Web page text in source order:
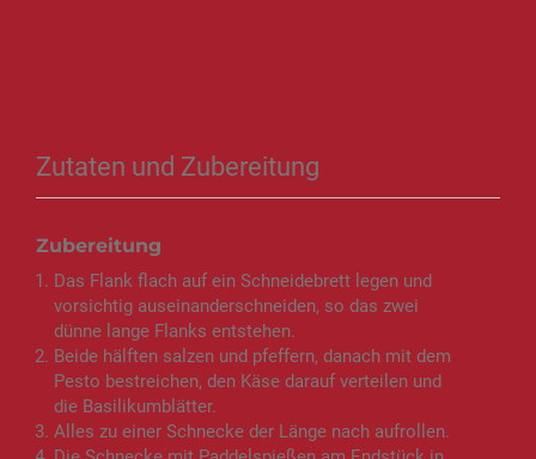
Zutaten und Zubereitung
Zubereitung
Das Flank flach auf ein Schneidebrett legen und
vorsichtig auseinanderschneiden, so das zwei
dünne lange Flanks entstehen.
Beide hälften salzen und pfeffern, danach mit dem
Pesto bestreichen, den Käse darauf verteilen und
die Basilikumblätter.
Alles zu einer Schnecke der Länge nach aufrollen.